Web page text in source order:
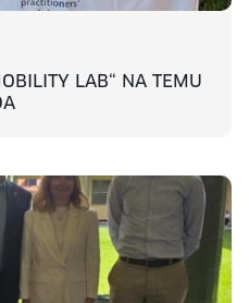
LAB“ NA TEMU